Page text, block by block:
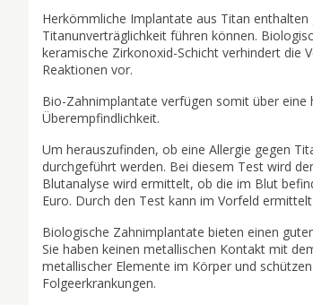
Herkömmliche Implantate aus Titan
Titanunverträglichkeit führen können.
keramische Zirkonoxid-Schicht verhindert die
Reaktionen vor.
Bio-Zahnimplantate verfügen somit über eine
Überempfindlichkeit.
Um herauszufinden, ob eine Allergie gegen
durchgeführt werden. Bei diesem Test wird
Blutanalyse wird ermittelt, ob die im Blut
Euro. Durch den Test kann im Vorfeld
Biologische Zahnimplantate bieten einen
Sie haben keinen metallischen Kontakt mit
metallischer Elemente im Körper und
Folgeerkrankungen.